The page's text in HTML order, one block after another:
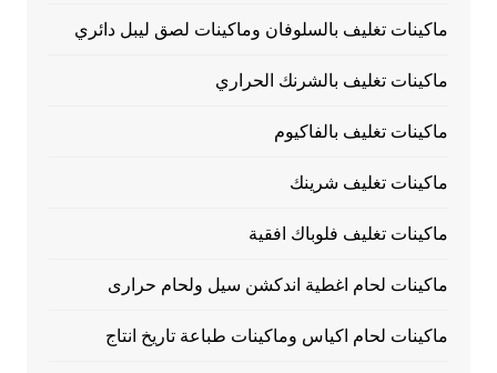
ماكينات تغليف بالسلوفان وماكينات لصق ليبل دائري
ماكينات تغليف بالشرنك الحراري
ماكينات تغليف بالفاكيوم
ماكينات تغليف شرينك
ماكينات تغليف فلوباك افقية
ماكينات لحام اغطية اندكشن سيل ولحام حرارى
ماكينات لحام اكياس وماكينات طباعة تاريخ انتاج